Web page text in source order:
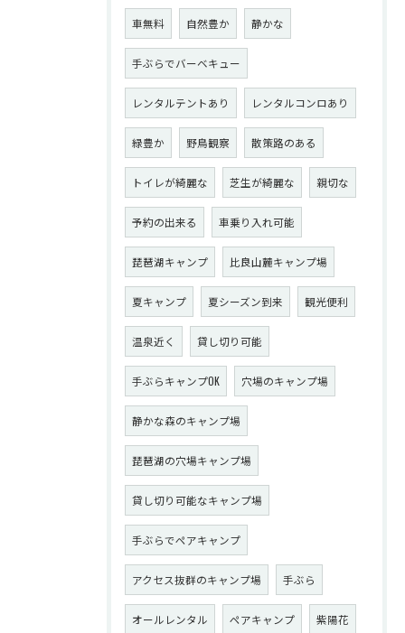
車無料 自然豊か 静かな
手ぶらでバーベキュー
レンタルテントあり レンタルコンロあり
緑豊か 野鳥観察 散策路のある
トイレが綺麗な 芝生が綺麗な 親切な
予約の出来る 車乗り入れ可能
琵琶湖キャンプ 比良山麓キャンプ場
夏キャンプ 夏シーズン到来 観光便利
温泉近く 貸し切り可能
手ぶらキャンプOK 穴場のキャンプ場
静かな森のキャンプ場
琵琶湖の穴場キャンプ場
貸し切り可能なキャンプ場
手ぶらでペアキャンプ
アクセス抜群のキャンプ場 手ぶら
オールレンタル ペアキャンプ 紫陽花